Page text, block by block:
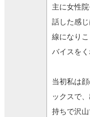
主に女性
話した感
線になり
バイスを
当初私は
ックスで
持ちで沢